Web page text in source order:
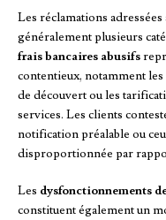
Les réclamations
généralement plusieurs
frais bancaires abusifs
contentieux, notamment
de découvert ou les
services. Les clients
notification préalable ou
disproportionnée par
Les dysfonctionnements
constituent également un